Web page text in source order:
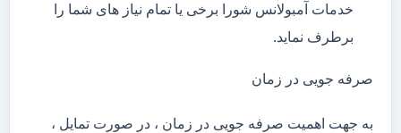
خدمات آمبولانس شورا برخی یا تمام نیاز های شما را
برطرف نماید.
صرفه جویی در زمان
به جهت اهمیت صرفه جویی در زمان ، در صورت تمایل ،